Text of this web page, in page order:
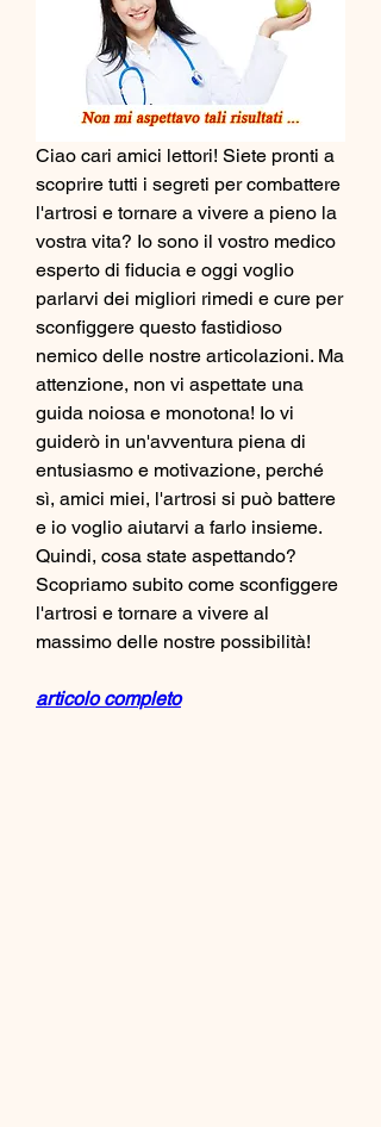
Ciao cari amici lettori! Siete pronti a
scoprire tutti i segreti per combattere
l'artrosi e tornare a vivere a pieno la
vostra vita? Io sono il vostro medico
esperto di fiducia e oggi voglio
parlarvi dei migliori rimedi e cure per
sconfiggere questo fastidioso
nemico delle nostre articolazioni. Ma
attenzione, non vi aspettate una
guida noiosa e monotona! Io vi
guiderò in un'avventura piena di
entusiasmo e motivazione, perché
sì, amici miei, l'artrosi si può battere
e io voglio aiutarvi a farlo insieme.
Quindi, cosa state aspettando?
Scopriamo subito come sconfiggere
l'artrosi e tornare a vivere al
massimo delle nostre possibilità!
articolo completo